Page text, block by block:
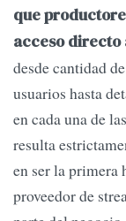
que
acceso directo
desde cantidad
usuarios hasta
en cada una de
resulta
en ser la primera
proveedor de